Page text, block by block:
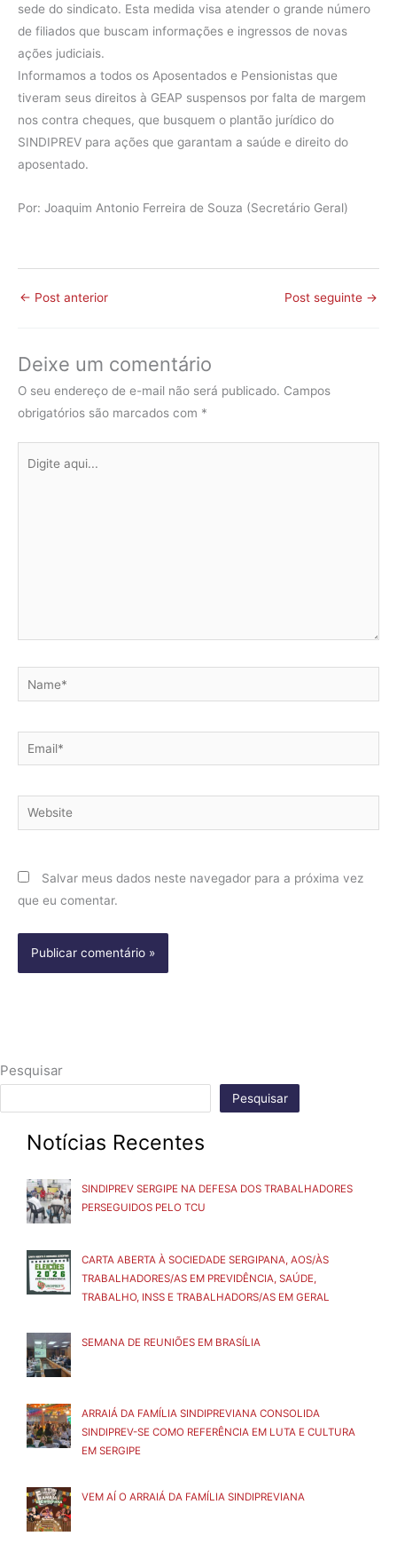
sede do sindicato. Esta medida visa atender o grande número
de filiados que buscam informações e ingressos de novas
ações judiciais.
Informamos a todos os Aposentados e Pensionistas que
tiveram seus direitos à GEAP suspensos por falta de margem
nos contra cheques, que busquem o plantão jurídico do
SINDIPREV para ações que garantam a saúde e direito do
aposentado.
Por: Joaquim Antonio Ferreira de Souza (Secretário Geral)
← Post anterior Post seguinte →
Deixe um comentário
O seu endereço de e-mail não será publicado. Campos
obrigatórios são marcados com *
aqui...
Name*
Email*
Website
Salvar meus dados neste navegador para a próxima vez
que eu comentar.
Pesquisar
Pesquisar
Notícias Recentes
SINDIPREV SERGIPE NA DEFESA DOS TRABALHADORES
PERSEGUIDOS PELO TCU
CARTA ABERTA À SOCIEDADE SERGIPANA, AOS/ÀS
TRABALHADORES/AS EM PREVIDÊNCIA, SAÚDE,
TRABALHO, INSS E TRABALHADORS/AS EM GERAL
SEMANA DE REUNIÕES EM BRASÍLIA
ARRAIÁ DA FAMÍLIA SINDIPREVIANA CONSOLIDA
SINDIPREV-SE COMO REFERÊNCIA EM LUTA E CULTURA
EM SERGIPE
VEM AÍ O ARRAIÁ DA FAMÍLIA SINDIPREVIANA